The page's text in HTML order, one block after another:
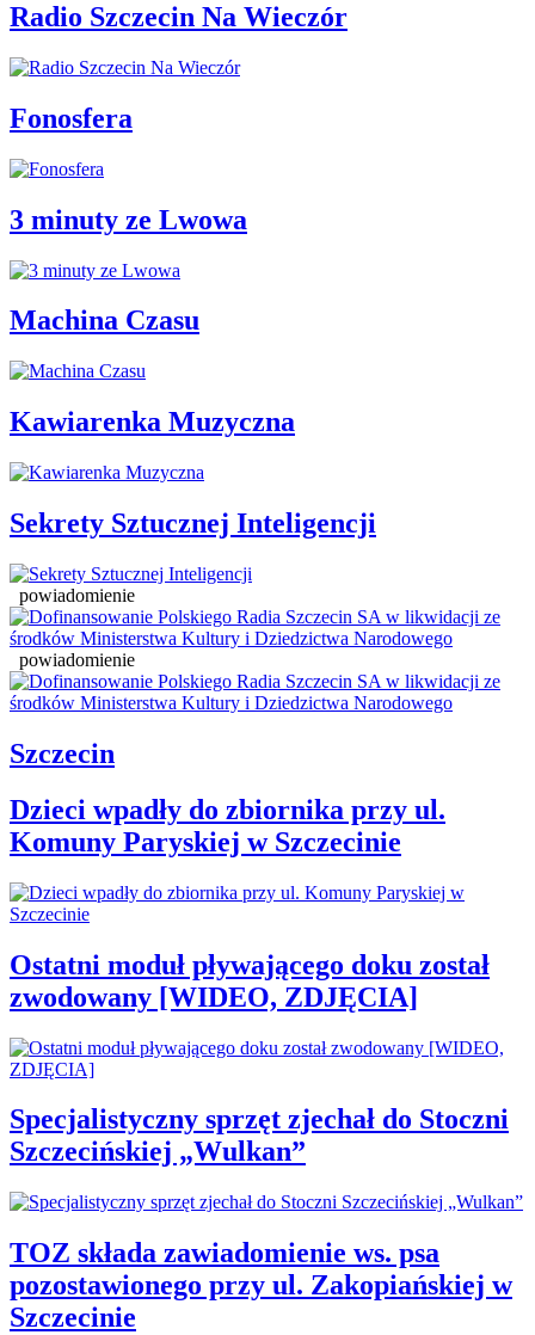
Radio Szczecin Na Wieczór
Fonosfera
3 minuty ze Lwowa
Machina Czasu
Kawiarenka Muzyczna
Sekrety Sztucznej Inteligencji
powiadomienie
powiadomienie
Szczecin
Dzieci wpadły do zbiornika przy ul.
Komuny Paryskiej w Szczecinie
Ostatni moduł pływającego doku został
zwodowany [WIDEO, ZDJĘCIA]
Specjalistyczny sprzęt zjechał do Stoczni
Szczecińskiej „Wulkan”
TOZ składa zawiadomienie ws. psa
pozostawionego przy ul. Zakopiańskiej w
Szczecinie